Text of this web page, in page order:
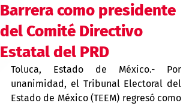
Barrera como presidente
del Comité Directivo
Estatal del PRD
Toluca, Estado de México.- Por
unanimidad, el Tribunal Electoral del
Estado de México (TEEM) regresó como